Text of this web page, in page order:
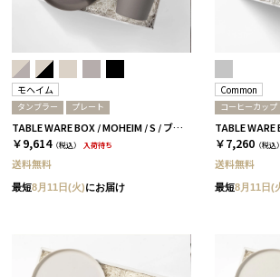
モヘイム
タンブラー プレート
TABLE WARE BOX / MOHEIM / S / ブラック
￥9,614（税込） 入荷待ち
送料無料
最短8月11日(火)にお届け
Common
コーヒーカップ
￥7,260 （税込）
送料無料
最短8月11日(